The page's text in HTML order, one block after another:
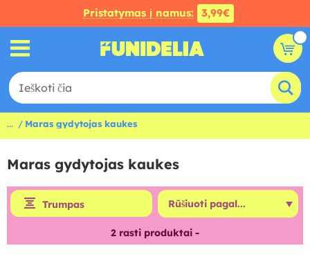
Pristatymas į namus: 3,99€
... Maras gydytojas kaukes
Maras gydytojas kaukes
Trumpas
2 rasti produktai -